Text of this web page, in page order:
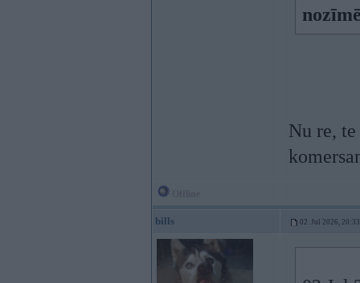
Nu re,
bills 02. Jul 2026, 20:33